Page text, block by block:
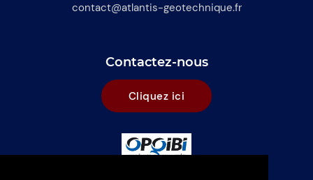
contact@atlantis-geotechnique.fr
Contactez-nous
Cliquez ici